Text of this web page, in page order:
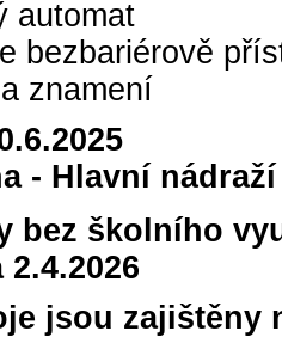
automat
bezbariérově
znamení
- Hlavní
bez školního
2.4.2026
jsou zajištěny